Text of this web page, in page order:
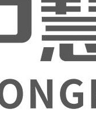
程序开
发职业
技能等
级证书
试点申
报工作